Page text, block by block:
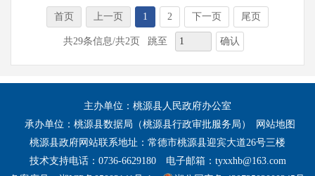
首页 上一页 1 2 下一页 尾页
共29条信息/共2页 跳至 确认
主办单位：桃源县人民政府办公室
承办单位：桃源县数据局（桃源县行政审批服务局）
网站地图
桃源县政府网站联系地址：常德市桃源县迎宾大道26号三楼
技术支持电话：0736-6629180
电子邮箱：tyxxhb@163.com